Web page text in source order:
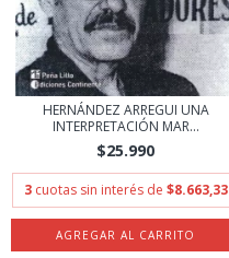
HERNÁNDEZ ARREGUI UNA
INTERPRETACIÓN MAR...
$25.990
3 cuotas sin interés de $8.663,33